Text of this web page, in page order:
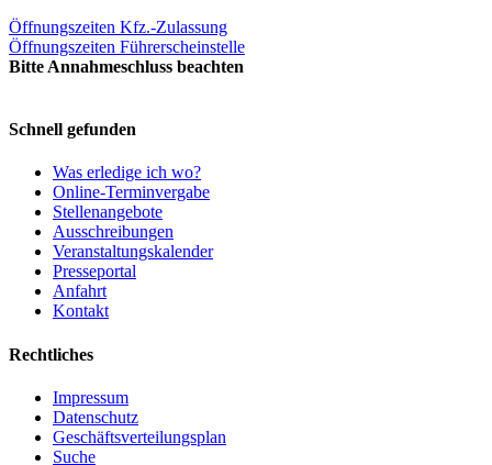
Öffnungszeiten Kfz.-Zulassung
Öffnungszeiten Führerscheinstelle
Bitte Annahmeschluss beachten
Schnell gefunden
Was erledige ich wo?
Online-Terminvergabe
Stellenangebote
Ausschreibungen
Veranstaltungskalender
Presseportal
Anfahrt
Kontakt
Rechtliches
Impressum
Datenschutz
Geschäftsverteilungsplan
Suche